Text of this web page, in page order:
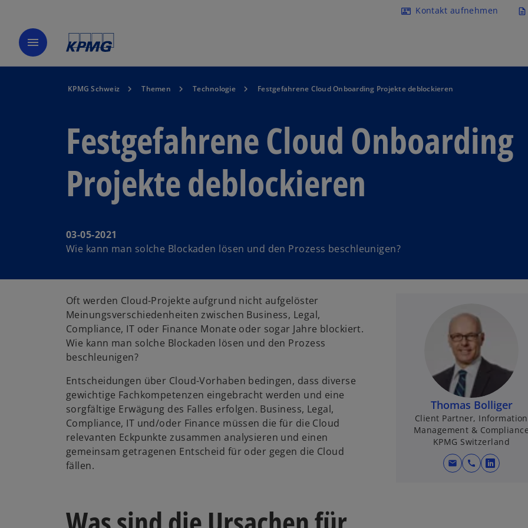
Navigation überspringen
contact_mail Kontakt aufnehmen description
menu
KPMG Schweiz Themen Technologie Festgefahrene Cloud Onboarding Projekte deblockieren
Festgefahrene Cloud Onboarding
Projekte deblockieren
03-05-2021
Wie kann man solche Blockaden lösen und den Prozess beschleunigen?
Oft werden Cloud-Projekte aufgrund nicht aufgelöster
Meinungsverschiedenheiten zwischen Business, Legal,
Compliance, IT oder Finance Monate oder sogar Jahre blockiert.
Wie kann man solche Blockaden lösen und den Prozess
beschleunigen?
Entscheidungen über Cloud-Vorhaben bedingen, dass diverse
gewichtige Fachkompetenzen eingebracht werden und eine
sorgfältige Erwägung des Falles erfolgen. Business, Legal,
Compliance, IT und/oder Finance müssen die für die Cloud
relevanten Eckpunkte zusammen analysieren und einen
gemeinsam getragenen Entscheid für oder gegen die Cloud
fällen.
Thomas Bolliger
Client Partner, Information
Management &
KPMG Switzerland
mail call
w